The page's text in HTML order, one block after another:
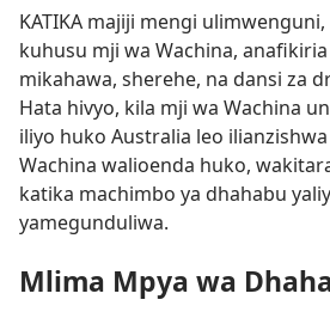
KATIKA majiji mengi
kuhusu mji wa Wachina,
mikahawa, sherehe, na dansi za
Hata hivyo, kila mji wa Wachina
iliyo huko Australia leo
Wachina walioenda huko,
katika machimbo ya dhahabu
yamegunduliwa.
Mlima Mpya wa